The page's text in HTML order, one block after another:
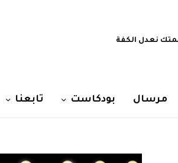
نعدل الكفة
مرسال بودكاست تابعنا